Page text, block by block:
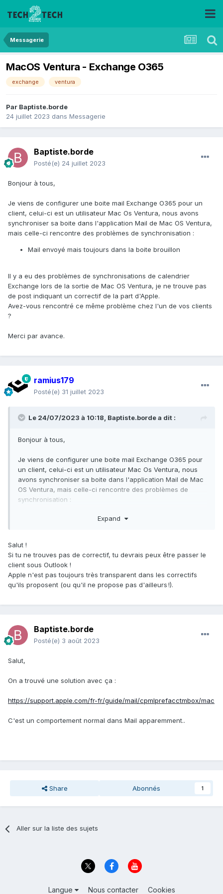
Messagerie
MacOS Ventura - Exchange O365
exchange ventura
Par Baptiste.borde
24 juillet 2023 dans Messagerie
Baptiste.borde
Posté(e) 24 juillet 2023
Bonjour à tous,
Je viens de configurer une boite mail Exchange O365 pour un
client, celui-ci est un utilisateur Mac Os Ventura, nous avons
synchroniser sa boite dans l'application Mail de Mac OS Ventura,
mais celle-ci rencontre des problèmes de synchronisation :
Mail envoyé mais toujours dans la boite brouillon
Il y a eu des problèmes de synchronisations de calendrier
Exchange lors de la sortie de Mac OS Ventura, je ne trouve pas
de post indiquant un correctif de la part d'Apple.
Avez-vous rencontré ce même problème chez l'un de vos clients
?
Merci par avance.
ramius179
Posté(e) 31 juillet 2023
Le 24/07/2023 à 10:18, Baptiste.bordea dit :
Bonjour à tous,
Je viens de configurer une boite mail Exchange O365 pour
un client, celui-ci est un utilisateur Mac Os Ventura, nous
avons synchroniser sa boite dans l'application Mail de Mac
OS Ventura, mais celle-ci rencontre des problèmes de
synchronisation :
Mail envoyé mais toujours dans la boite brouillon
Il y a eu des problèmes de synchronisations de calendrier
Exchange lors de la sortie de Mac OS Ventura, je ne trouve
pas de post indiquant un correctif de la part d'Apple.
Avez-vous rencontré ce même problème chez l'un de vos
clients ?
Expand
Salut !
Si tu ne trouves pas de correctif, tu devrais peux être passer le
client sous Outlook !
Apple n'est pas toujours très transparent dans les correctifs
qu'ils proposent (ou qu'il ne propose pas d'ailleurs !).
Baptiste.borde
Posté(e) 3 août 2023
Salut,
On a trouvé une solution avec ça :
https://support.apple.com/fr-fr/guide/mail/cpmlprefacctmbox/mac
C'est un comportement normal dans Mail apparemment..
Share Abonnés 1
Aller sur la liste des sujets
Langue Nous contacter Cookies